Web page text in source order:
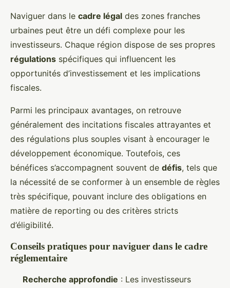
Naviguer dans le cadre légal des zones franches
urbaines peut être un défi complexe pour les
investisseurs. Chaque région dispose de ses propres
régulations spécifiques qui influencent les
opportunités d’investissement et les implications
fiscales.
Parmi les principaux avantages, on retrouve
généralement des incitations fiscales attrayantes et
des régulations plus souples visant à encourager le
développement économique. Toutefois, ces
bénéfices s’accompagnent souvent de défis, tels que
la nécessité de se conformer à un ensemble de règles
très spécifique, pouvant inclure des obligations en
matière de reporting ou des critères stricts
d’éligibilité.
Conseils pratiques pour naviguer dans le cadre
réglementaire
Recherche approfondie : Les investisseurs